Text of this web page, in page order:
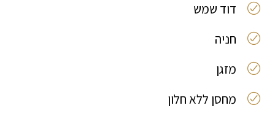
דוד שמש
חניה
מזגן
מחסן ללא חלון